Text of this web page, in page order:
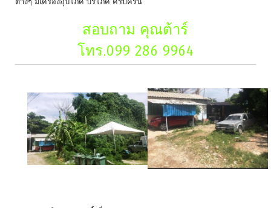
สอบถาม คุณต้าร์
โทร.099 286 9964